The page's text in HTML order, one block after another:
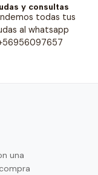
y consultas
todas tus
al whatsapp
una